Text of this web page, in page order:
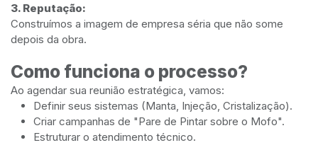
3. Reputação:
Construímos a imagem de empresa séria que não some
depois da obra.
Como funciona o processo?
Ao agendar sua reunião estratégica, vamos:
Definir seus sistemas (Manta, Injeção, Cristalização).
Criar campanhas de "Pare de Pintar sobre o Mofo".
Estruturar o atendimento técnico.